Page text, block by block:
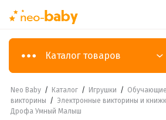
Каталог товаров
Neo Baby / Каталог / Игрушки /
викторины / Электронные викторины и
Дрофа Умный Малыш